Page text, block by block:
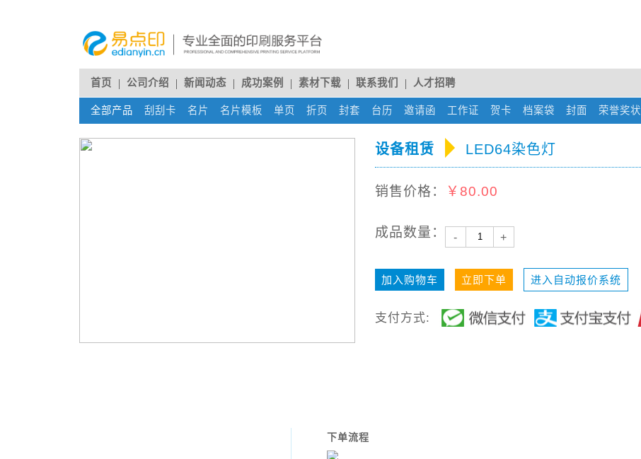
首页 公司介绍 新闻动态 成功案例 素材下载 联系我们 人才招聘
全部产品 刮刮卡 (current)
名片 (current)
名片模板 (current)
单页 (current)
折页 (current)
封套 (current)
台历 (current)
邀请函 (current)
工作证 (current)
贺卡 (current)
档案袋 (current)
封面 (current)
荣誉奖状
设备租赁 LED64染色灯
销售价格： ￥80.00
成品数量： - +
加入购物车 立即下单 进入自动报价系统
支付方式:
下单流程